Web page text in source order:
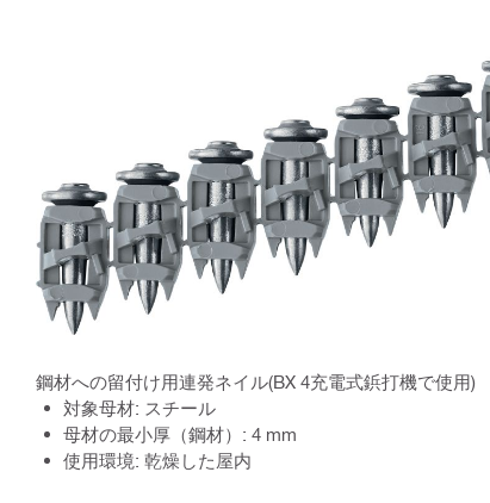
鋼材への留付け用連発ネイル(BX 4充電式鋲打機で使用)
対象母材: スチール
母材の最小厚（鋼材）: 4 mm
使用環境: 乾燥した屋内